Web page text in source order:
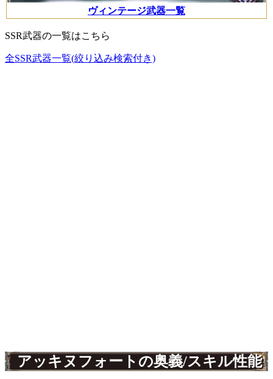
ヴィンテージ武器一覧
SSR武器の一覧はこちら
全SSR武器一覧(絞り込み検索付き)
アッキヌフォートの奥義/スキル性能